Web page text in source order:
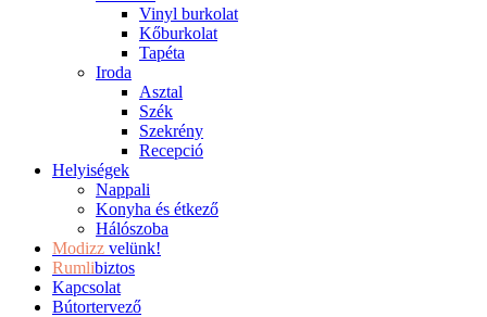
Vinyl burkolat
Kőburkolat
Tapéta
Iroda
Asztal
Szék
Szekrény
Recepció
Helyiségek
Nappali
Konyha és étkező
Hálószoba
Modizz velünk!
Rumlibiztos
Kapcsolat
Bútortervező